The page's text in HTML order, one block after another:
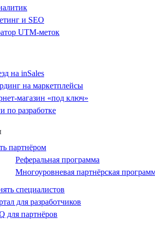
и SEO
UTM-меток
на inSales
на маркетплейсы
магазин «под ключ»
по разработке
партнёром
Реферальная программа
Многоуровневая партнёрская
специалистов
для разработчиков
для партнёров